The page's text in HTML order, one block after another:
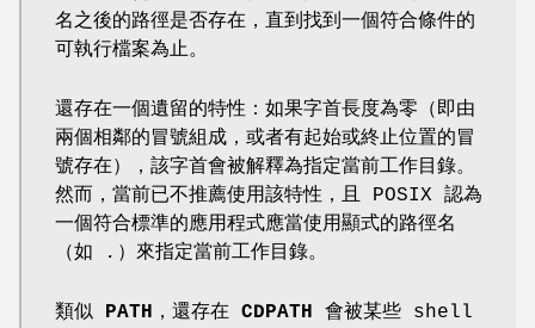
名之後的路徑是否存在，直到找到一個符合條件的
可執行檔案為止。
還存在一個遺留的特性：如果字首長度為零（即由
兩個相鄰的冒號組成，或者有起始或終止位置的冒
號存在），該字首會被解釋為指定當前工作目錄。
然而，當前已不推薦使用該特性，且 POSIX 認為
一個符合標準的應用程式應當使用顯式的路徑名
（如
. ）來指定當前工作目錄。
類似 PATH ，還存在 CDPATH
會被某些 shell